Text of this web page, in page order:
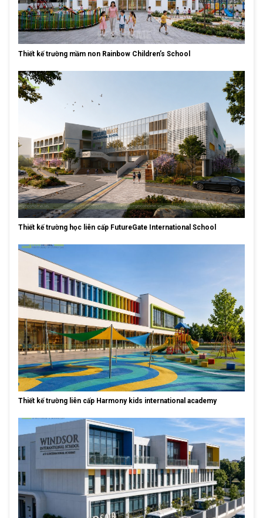
Thiết kế trường mầm non Rainbow Children’s School
Thiết kế trường học liên cấp FutureGate International School
Thiết kế trường liên cấp Harmony kids international academy